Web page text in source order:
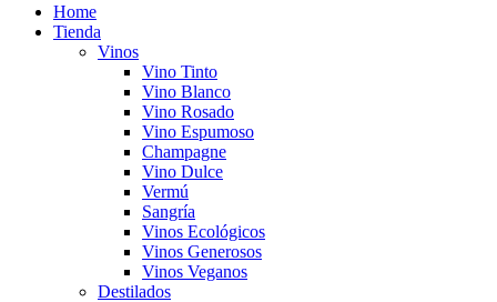
Home
Tienda
Vinos
Vino Tinto
Vino Blanco
Vino Rosado
Vino Espumoso
Champagne
Vino Dulce
Vermú
Sangría
Vinos Ecológicos
Vinos Generosos
Vinos Veganos
Destilados